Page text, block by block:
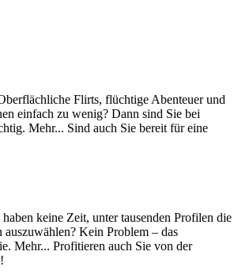
Flirts, flüchtige Abenteuer und
einfach zu wenig? Dann sind Sie bei
Mehr... Sind auch Sie bereit für eine
haben keine Zeit, unter tausenden Profilen die
auszuwählen? Kein Problem – das
Mehr... Profitieren auch Sie von der